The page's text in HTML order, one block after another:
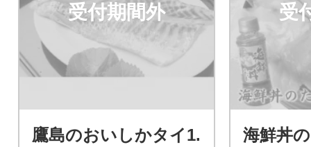
受付期間外
鷹島のおいしかタイ1.
受
海鮮丼